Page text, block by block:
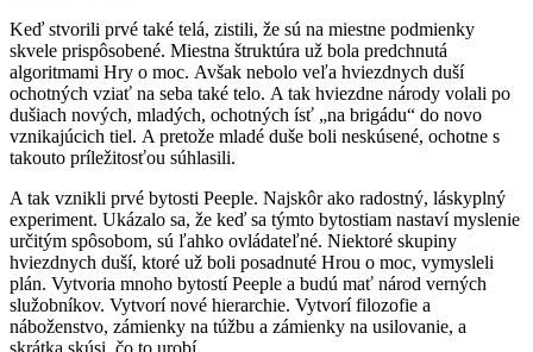
Keď stvorili prvé také telá, zistili, že sú na miestne podmienky
skvele prispôsobené. Miestna štruktúra už bola predchnutá
algoritmami Hry o moc. Avšak nebolo veľa hviezdnych duší
ochotných vziať na seba také telo. A tak hviezdne národy volali po
dušiach nových, mladých, ochotných ísť „na brigádu“ do novo
vznikajúcich tiel. A pretože mladé duše boli neskúsené, ochotne s
takouto príležitosťou súhlasili.
A tak vznikli prvé bytosti Peeple. Najskôr ako radostný, láskyplný
experiment. Ukázalo sa, že keď sa týmto bytostiam nastaví myslenie
určitým spôsobom, sú ľahko ovládateľné. Niektoré skupiny
hviezdnych duší, ktoré už boli posadnuté Hrou o moc, vymysleli
plán. Vytvoria mnoho bytostí Peeple a budú mať národ verných
služobníkov. Vytvorí nové hierarchie. Vytvorí filozofie a
náboženstvo, zámienky na túžbu a zámienky na usilovanie, a
skrátka skúsi, čo to urobí.